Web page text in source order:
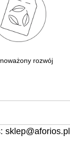
rozwój
sklep@aforios.pl